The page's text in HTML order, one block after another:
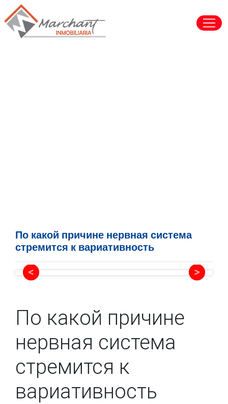
По какой причине нервная система
стремится к вариативность
По какой причине
нервная система
стремится к
вариативность